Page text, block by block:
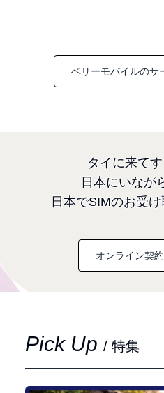
ベリーモバイルのサ
タイに来てす
日本にいなが
日本でSIMのお受け
オンライン契
Pick Up / 特集